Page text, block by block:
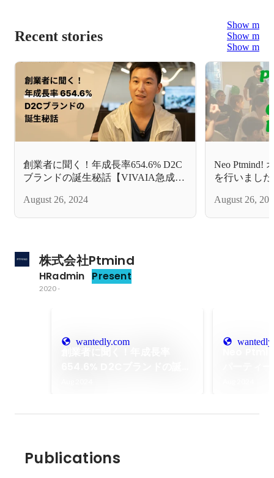
Recent stories
Show more
Show more
Show more
創業者に聞く！年成長率654.6% D2C
ブランドの誕生秘話【VIVAIA急成長
August 26, 2024
Neo Ptmind!
を行いました
August 26,
株式会社Ptmind
HRadmin Present
2020-
wantedly.com
Publications